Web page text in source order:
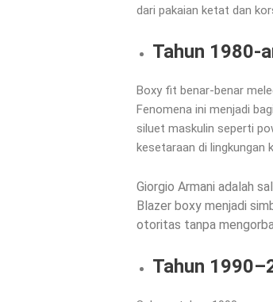
dari pakaian ketat dan
Tahun 1980-
Boxy fit benar-benar
Fenomena ini menjadi
siluet maskulin seperti
kesetaraan di lingkungan
Giorgio Armani adalah
Blazer boxy menjadi
otoritas tanpa
Tahun